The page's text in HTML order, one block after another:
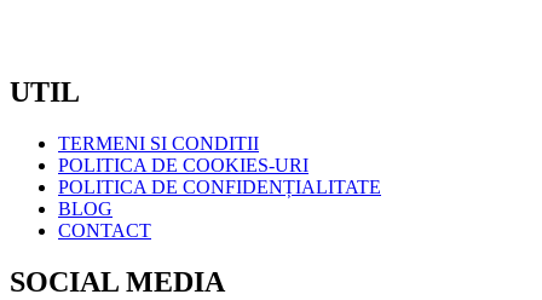
UTIL
TERMENI SI CONDITII
POLITICA DE COOKIES-URI
POLITICA DE CONFIDENȚIALITATE
BLOG
CONTACT
SOCIAL MEDIA